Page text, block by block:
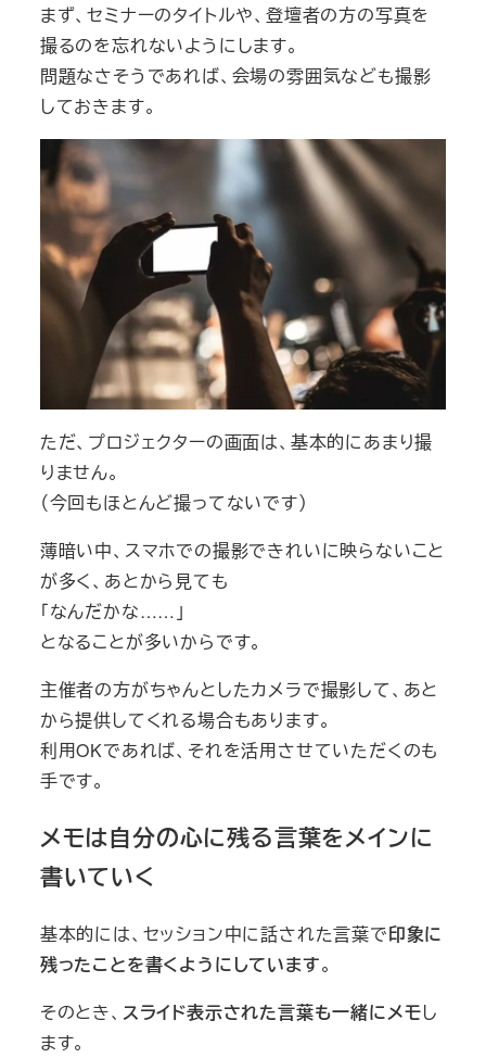
まず、セミナーのタイトルや、登壇者の方の写真を
撮るのを忘れないようにします。
問題なさそうであれば、会場の雰囲気なども撮影
しておきます。
ただ、プロジェクターの画面は、基本的にあまり撮
りません。
（今回もほとんど撮ってないです）
薄暗い中、スマホでの撮影できれいに映らないこと
が多く、あとから見ても
「なんだかな……」
となることが多いからです。
主催者の方がちゃんとしたカメラで撮影して、あと
から提供してくれる場合もあります。
利用OKであれば、それを活用させていただくのも
手です。
メモは自分の心に残る言葉をメインに
書いていく
基本的には、セッション中に話された言葉で印象に
残ったことを書くようにしています。
そのとき、 スライド表示された言葉も一緒にメモし
ます。